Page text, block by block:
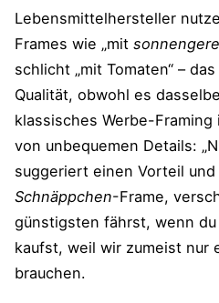
Lebensmittelhersteller
Frames wie „mit
schlicht „mit Tomaten“​ –
Qualität, obwohl es
klassisches Werbe-
von unbequemen Details:
suggeriert einen Vorteil
Schnäppchen-Frame,
günstigsten fährst, wenn
kaufst​, weil wir zumeist nur
brauchen.